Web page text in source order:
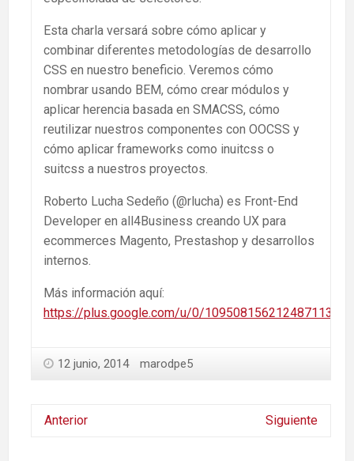
Esta charla versará sobre cómo aplicar y
combinar diferentes metodologías de desarrollo
CSS en nuestro beneficio. Veremos cómo
nombrar usando BEM, cómo crear módulos y
aplicar herencia basada en SMACSS, cómo
reutilizar nuestros componentes con OOCSS y
cómo aplicar frameworks como inuitcss o
suitcss a nuestros proyectos.
Roberto Lucha Sedeño (@rlucha) es Front-End
Developer en all4Business creando UX para
ecommerces Magento, Prestashop y desarrollos
internos.
Más información aquí:
https://plus.google.com/u/0/
12 junio, 2014 marodpe5
Anterior Siguiente